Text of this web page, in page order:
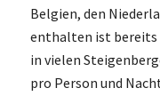
Belgien, den
enthalten ist bereits
in vielen
pro Person und